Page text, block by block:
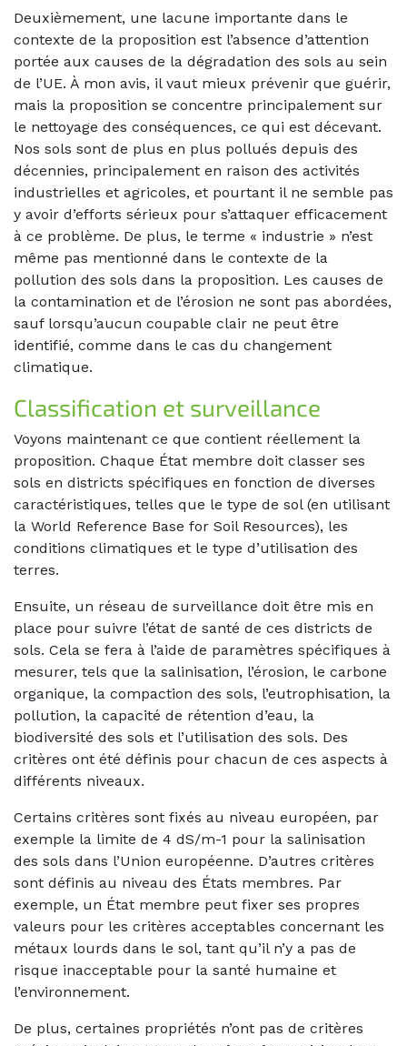
Deuxièmement, une lacune importante dans le
contexte de la proposition est l’absence d’attention
portée aux causes de la dégradation des sols au sein
de l’UE. À mon avis, il vaut mieux prévenir que guérir,
mais la proposition se concentre principalement sur
le nettoyage des conséquences, ce qui est décevant.
Nos sols sont de plus en plus pollués depuis des
décennies, principalement en raison des activités
industrielles et agricoles, et pourtant il ne semble pas
y avoir d’efforts sérieux pour s’attaquer efficacement
à ce problème. De plus, le terme « industrie » n’est
même pas mentionné dans le contexte de la
pollution des sols dans la proposition. Les causes de
la contamination et de l’érosion ne sont pas abordées,
sauf lorsqu’aucun coupable clair ne peut être
identifié, comme dans le cas du changement
climatique.
Classification et surveillance
Voyons maintenant ce que contient réellement la
proposition. Chaque État membre doit classer ses
sols en districts spécifiques en fonction de diverses
caractéristiques, telles que le type de sol (en utilisant
la World Reference Base for Soil Resources), les
conditions climatiques et le type d’utilisation des
terres.
Ensuite, un réseau de surveillance doit être mis en
place pour suivre l’état de santé de ces districts de
sols. Cela se fera à l’aide de paramètres spécifiques à
mesurer, tels que la salinisation, l’érosion, le carbone
organique, la compaction des sols, l’eutrophisation, la
pollution, la capacité de rétention d’eau, la
biodiversité des sols et l’utilisation des sols. Des
critères ont été définis pour chacun de ces aspects à
différents niveaux.
Certains critères sont fixés au niveau européen, par
exemple la limite de 4 dS/m-1 pour la salinisation
des sols dans l’Union européenne. D’autres critères
sont définis au niveau des États membres. Par
exemple, un État membre peut fixer ses propres
valeurs pour les critères acceptables concernant les
métaux lourds dans le sol, tant qu’il n’y a pas de
risque inacceptable pour la santé humaine et
l’environnement.
De plus, certaines propriétés n’ont pas de critères